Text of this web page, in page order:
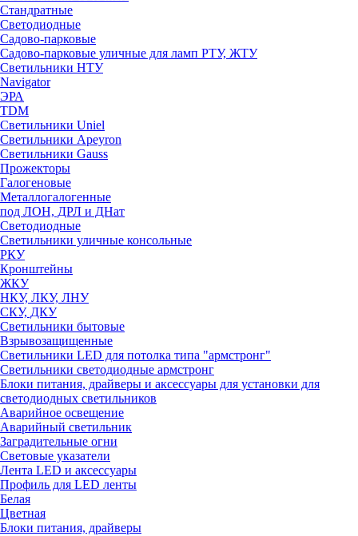
Стандратные
Светодиодные
Садово-парковые
Садово-парковые уличные для ламп РТУ, ЖТУ
Светильники НТУ
Navigator
ЭРА
TDM
Светильники Uniel
Светильники Apeyron
Светильники Gauss
Прожекторы
Галогеновые
Металлогалогенные
под ЛОН, ДРЛ и ДНат
Светодиодные
Светильники уличные консольные
РКУ
Кронштейны
ЖКУ
НКУ, ЛКУ, ЛНУ
СКУ, ДКУ
Светильники бытовые
Взрывозащищенные
Светильники LED для потолка типа "армстронг"
Светильники светодиодные армстронг
Блоки питания, драйверы и аксессуары для установки для
светодиодных светильников
Аварийное освещение
Аварийный светильник
Заградительные огни
Световые указатели
Лента LED и аксессуары
Профиль для LED ленты
Белая
Цветная
Блоки питания, драйверы